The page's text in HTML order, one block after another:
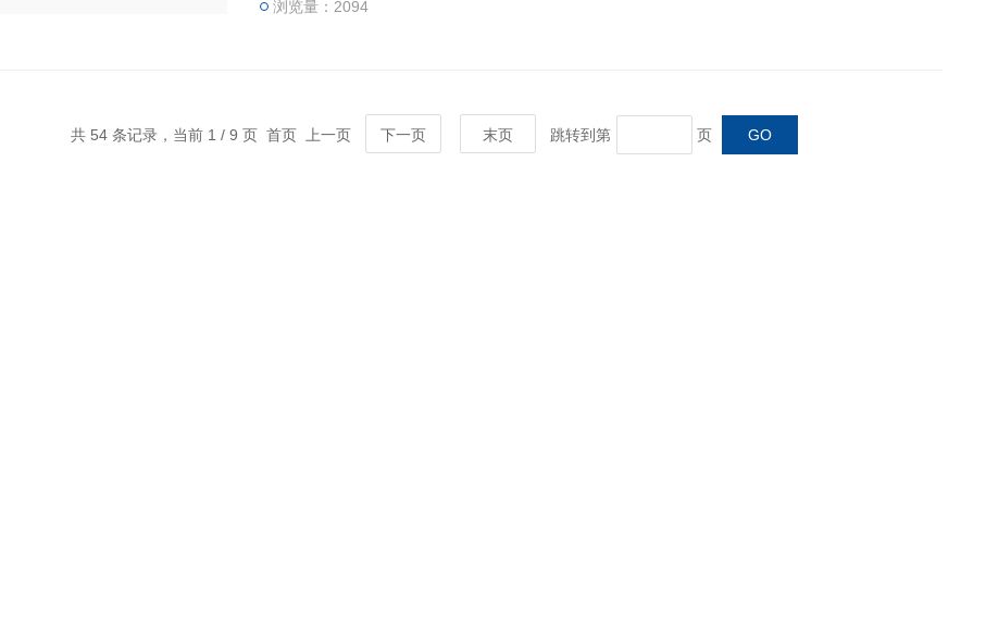
浏览量：2094
共 54 条记录，当前 1 / 9 页 首页 上一页 下一页 末页 跳转到第 页